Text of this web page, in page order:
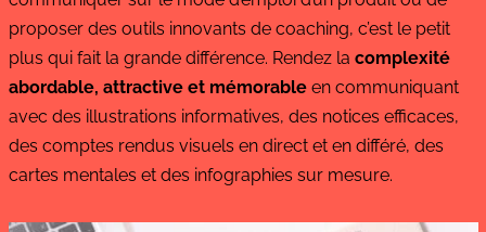
proposer des outils innovants de coaching, c’est le petit
plus qui fait la grande différence. Rendez la complexité
abordable, attractive et mémorableen communiquant
avec des illustrations informatives, des notices efficaces,
des comptes rendus visuels en direct et en différé, des
cartes mentales et des infographies sur mesure.